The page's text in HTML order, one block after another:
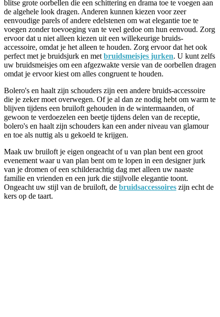
blitse grote oorbellen die een schittering en drama toe te voegen aan
de algehele look dragen. Anderen kunnen kiezen voor zeer
eenvoudige parels of andere edelstenen om wat elegantie toe te
voegen zonder toevoeging van te veel gedoe om hun eenvoud. Zorg
ervoor dat u niet alleen kiezen uit een willekeurige bruids-
accessoire, omdat je het alleen te houden. Zorg ervoor dat het ook
perfect met je bruidsjurk en met bruidsmeisjes jurken. U kunt zelfs
uw bruidsmeisjes om een afgezwakte versie van de oorbellen dragen
omdat je ervoor kiest om alles congruent te houden.
Bolero's en haalt zijn schouders zijn een andere bruids-accessoire
die je zeker moet overwegen. Of je al dan ze nodig hebt om warm te
blijven tijdens een bruiloft gehouden in de wintermaanden, of
gewoon te verdoezelen een beetje tijdens delen van de receptie,
bolero's en haalt zijn schouders kan een ander niveau van glamour
en toe als nuttig als u gekoeld te krijgen.
Maak uw bruiloft je eigen ongeacht of u van plan bent een groot
evenement waar u van plan bent om te lopen in een designer jurk
van je dromen of een schilderachtig dag met alleen uw naaste
familie en vrienden en een jurk die stijlvolle elegantie toont.
Ongeacht uw stijl van de bruiloft, de bruidsaccessoires zijn echt de
kers op de taart.